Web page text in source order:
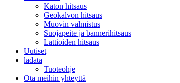
Katon hitsaus
Geokalvon hitsaus
Muovin valmistus
Suojapeite ja bannerihitsaus
Lattioiden hitsaus
Uutiset
ladata
Tuoteohje
Ota meihin yhteyttä